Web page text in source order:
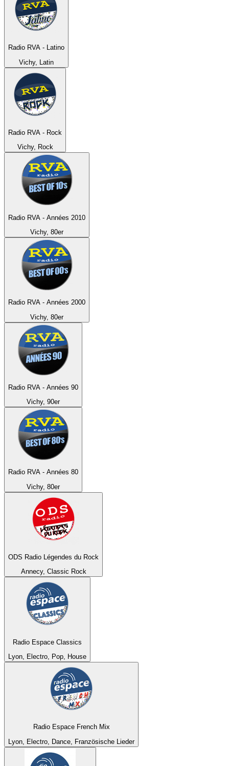
Radio RVA - Latino
Vichy, Latin
Radio RVA - Rock
Vichy, Rock
Radio RVA - Années 2010
Vichy, 80er
Radio RVA - Années 2000
Vichy, 80er
Radio RVA - Années 90
Vichy, 90er
Radio RVA - Années 80
Vichy, 80er
ODS Radio Légendes du Rock
Annecy, Classic Rock
Radio Espace Classics
Lyon, Electro, Pop, House
Radio Espace French Mix
Lyon, Electro, Dance, Französische Lieder